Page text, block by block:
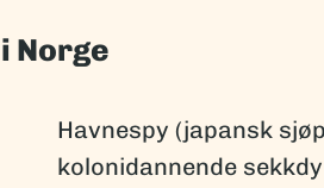
Norge
Havnespy (japansk
kolonidannende